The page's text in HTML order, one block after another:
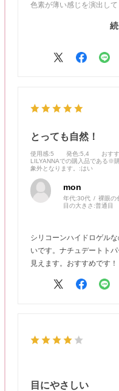
色素が薄い感じを演出し
ほんのり派手な印象を感
同じシリーズのデザイン4
宇宙人になりにくくてとっ
とっても自然！
使用感:5 発色:5,4 おす
LILYANNAでの購入品である※
象外となります。
:はい
mon
年代:30代 裸眼の
目の大きさ:普通目
シリコーンハイドロゲル
いです。ナチュデートト
見えます。おすすめです！
目にやさしい